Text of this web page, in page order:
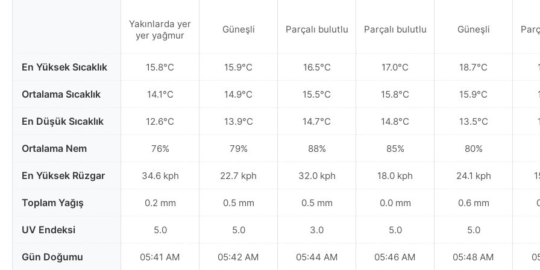
En Yüksek Sıcaklık
Ortalama Sıcaklık
En Düşük Sıcaklık
Ortalama Nem
En Yüksek Rüzgar
Toplam Yağış
UV Endeksi
Gün Doğumu
Yakınlarda yer
yer yağmur
15.8°C
14.1°C
12.6°C
76%
34.6 kph
0.2 mm
5.0
05:41 AM
Güneşli
15.9°C
14.9°C
13.9°C
79%
22.7 kph
0.5 mm
5.0
05:42 AM
Parçalı bulutlu
16.5°C
15.5°C
14.7°C
88%
32.0 kph
0.5 mm
3.0
05:44 AM
Parçalı bulutlu
17.0°C
15.8°C
14.8°C
85%
18.0 kph
0.0 mm
5.0
05:46 AM
Güneşli
18.7°C
15.9°C
13.5°C
80%
24.1 kph
0.6 mm
5.0
05:48 AM